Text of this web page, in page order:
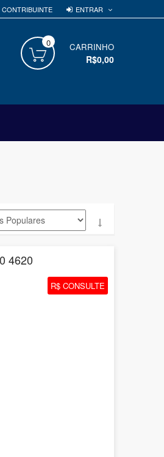
CONTRIBUINTE ENTRAR
CARRINHO
0
R$0,00
4620
R$ CONSULTE